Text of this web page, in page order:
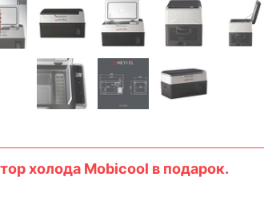
холода Mobicool в подарок.